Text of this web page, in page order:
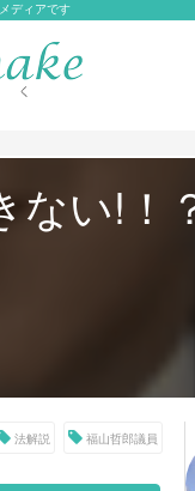
ディアです
ない!！
法解説 福山哲郎議員